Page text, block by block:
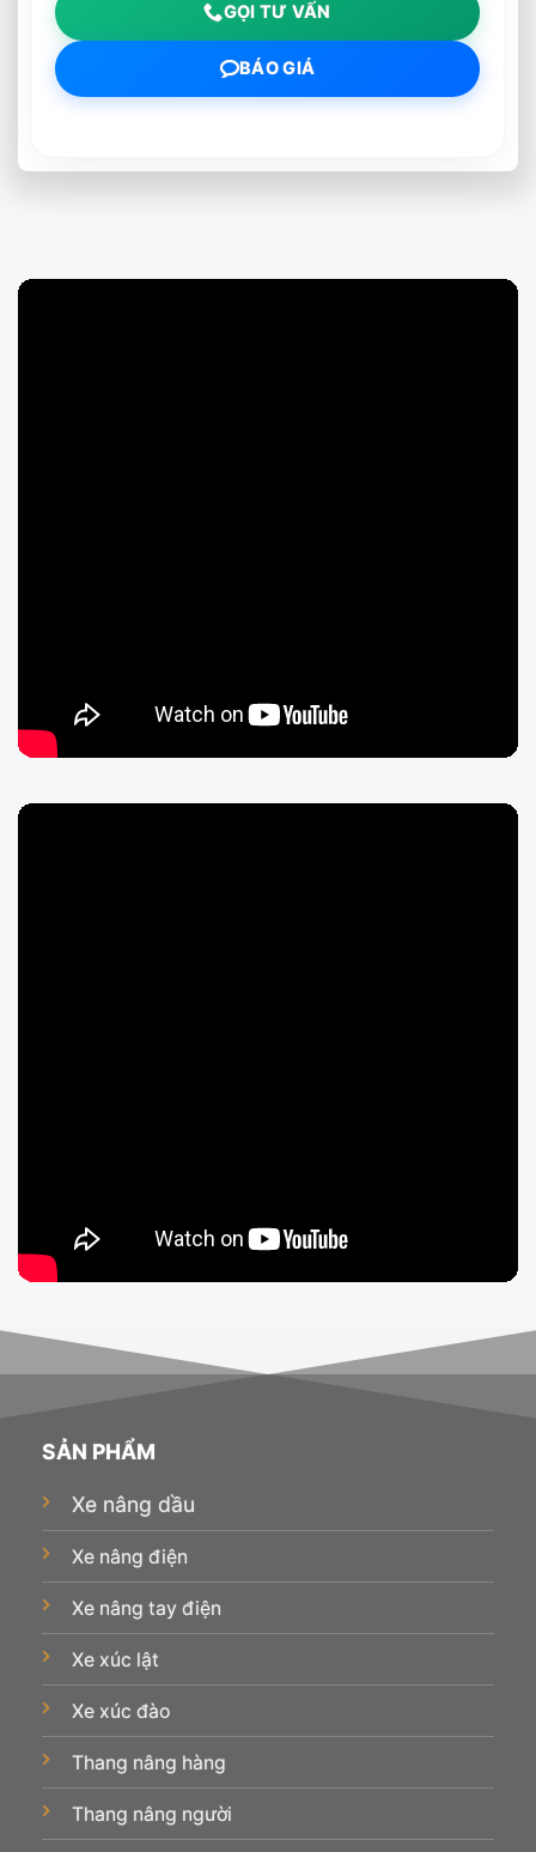
GỌI TƯ VẤN
BÁO GIÁ
SẢN PHẨM
Xe nâng dầu
Xe nâng điện
Xe nâng tay điện
Xe xúc lật
Xe xúc đào
Thang nâng hàng
Thang nâng người